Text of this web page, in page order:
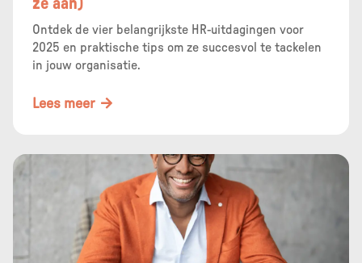
ze aan)
Ontdek de vier belangrijkste HR-uitdagingen voor
2025 en praktische tips om ze succesvol te tackelen
in jouw organisatie.
Lees meer